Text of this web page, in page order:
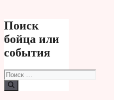
Поиск
бойца или
события
Поиск: